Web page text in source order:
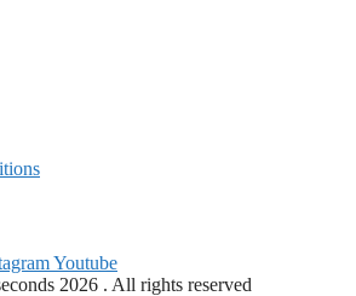
Youtube
2026 . All rights reserved